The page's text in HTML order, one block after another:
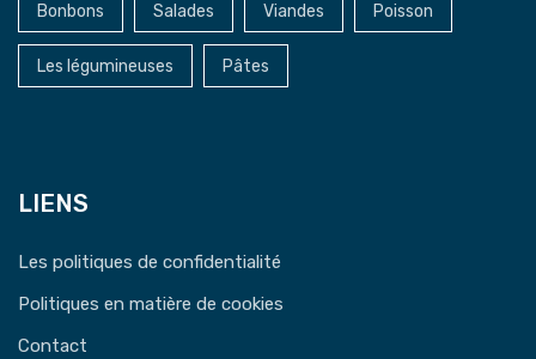
Bonbons Salades Viandes Poisson
Les légumineuses Pâtes
LIENS
Les politiques de confidentialité
Politiques en matière de cookies
Contact